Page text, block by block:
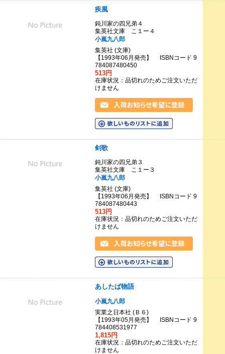
疾風
鈍川家の四兄弟４
集英社文庫 こ１ー４
小嵐九八郎
集英社 (文庫)
【1993年06月発売】 ISBNコード 9
784087480450
513円
在庫状況：品切れのためご注文いただ
けません
剣歌
鈍川家の四兄弟３
集英社文庫 こ１ー３
小嵐九八郎
集英社 (文庫)
【1993年06月発売】 ISBNコード 9
784087480443
513円
在庫状況：品切れのためご注文いただ
けません
あしたば物語
小嵐九八郎
実業之日本社 (Ｂ６)
【1993年05月発売】 ISBNコード 9
784408531977
1,815円
在庫状況：品切れのためご注文いただ
けません